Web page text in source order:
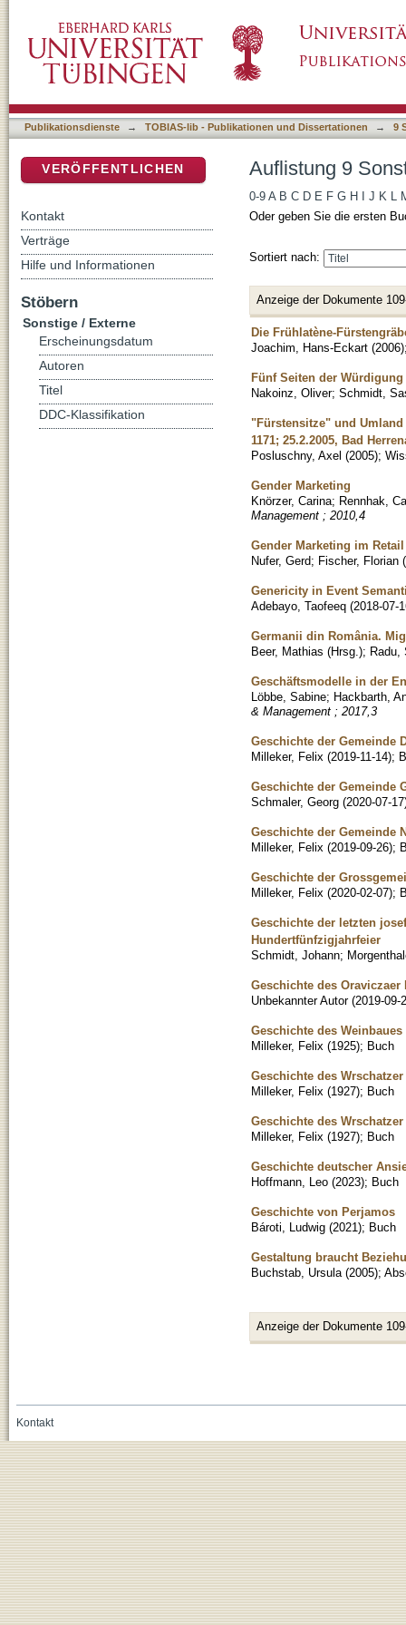
Publikationsdienste → TOBIAS-lib - Publikationen und Dissertationen → 9
Auflistung 9
0-9 A B C D E F G H J K L
Oder geben Sie die ersten
Sortiert nach:
Anzeige der Dokumente
Die Frühlatène-
Joachim, Hans-Eckart (2006)
Fünf Seiten der
Nakoinz, Oliver; Schmidt,
"Fürstensitze" und
1171; 25.2.2005, Bad
Posluschny, Axel (2005);
Gender Marketing
Knörzer, Carina; Rennhak,
Management ; 2010,4
Gender Marketing im
Nufer, Gerd; Fischer, Florian (
Genericity in Event
Adebayo, Taofeeq (2018-07-
Germanii din România.
Beer, Mathias (Hrsg.); Radu,
Geschäftsmodelle in der
Löbbe, Sabine; Hackbarth,
& Management ; 2017,3
Geschichte der Gemeinde
Milleker, Felix (2019-11-14);
Geschichte der Gemeinde
Schmaler, Georg (2020-07-17
Geschichte der Gemeinde
Milleker, Felix (2019-09-26);
Geschichte der
Milleker, Felix (2020-02-07);
Geschichte der letzten
Hundertfünfzigjahrfeier
Schmidt, Johann;
Geschichte des Oraviczaer
Unbekannter Autor (2019-09-
Geschichte des
Milleker, Felix (1925); Buch
Geschichte des
Milleker, Felix (1927); Buch
Geschichte des Wrschatzer
Milleker, Felix (1927); Buch
Geschichte deutscher
Hoffmann, Leo (2023); Buch
Geschichte von Perjamos
Bároti, Ludwig (2021); Buch
Gestaltung braucht
Buchstab, Ursula (2005);
Anzeige der Dokumente
VERÖFFENTLICHEN
Kontakt
Verträge
Hilfe und Informationen
Stöbern
Sonstige / Externe
Erscheinungsdatum
Autoren
Titel
DDC-Klassifikation
Kontakt